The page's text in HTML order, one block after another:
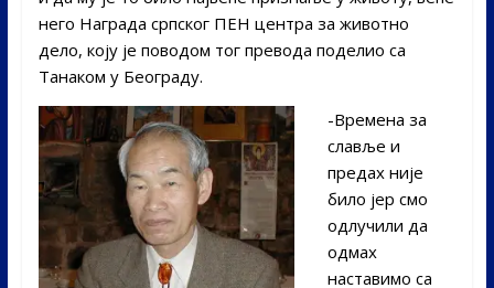
него Награда српског ПЕН центра за животно
дело, коју је поводом тог превода поделио са
Танаком у Београду.
-Времена за
славље и
предах није
било јер смо
одлучили да
одмах
наставимо са